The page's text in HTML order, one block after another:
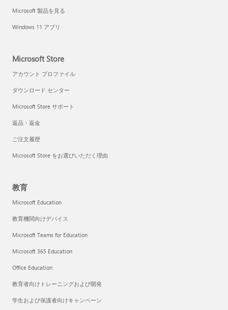
Microsoft 製品を見る
Windows 11 アプリ
Microsoft Store
アカウント プロファイル
ダウンロード センター
Microsoft Store サポート
返品・返金
ご注文履歴
Microsoft Store をお選びいただく理由
教育
Microsoft Education
教育機関向けデバイス
Microsoft Teams for Education
Microsoft 365 Education
Office Education
教育者向けトレーニングおよび開発
学生および保護者向けキャンペーン